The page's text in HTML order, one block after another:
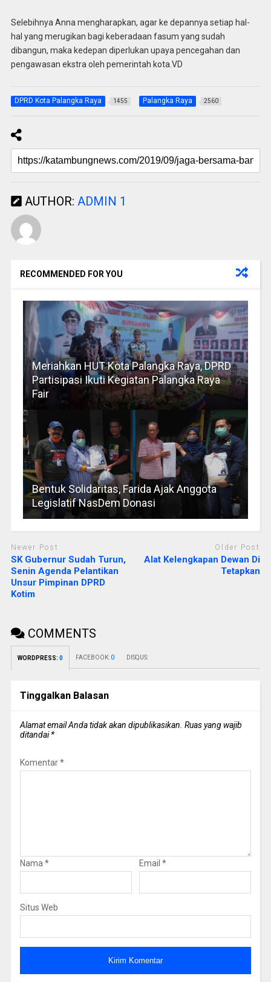
Selebihnya Anna mengharapkan, agar ke depannya setiap hal-
hal yang merugikan bagi keberadaan fasum yang sudah
dibangun, maka kedepan diperlukan upaya pencegahan dan
pengawasan ekstra oleh pemerintah kota.VD
DPRD Kota Palangka Raya 1455 Palangka Raya 2560
AUTHOR: ADMIN 1
RECOMMENDED FOR YOU
Meriahkan HUT Kota Palangka Raya, DPRD
Partisipasi Ikuti Kegiatan Palangka Raya
Fair
Bentuk Solidaritas, Farida Ajak Anggota
Legislatif NasDem Donasi
Newer Post
SK Gubernur Sudah Turun,
Senin Agenda Pelantikan
Unsur Pimpinan DPRD
Kotim
Older Post
Alat Kelengkapan Dewan Di
Tetapkan
COMMENTS
WORDPRESS: 0 FACEBOOK: 0 DISQUS:
Tinggalkan Balasan
Alamat email Anda tidak akan dipublikasikan. Ruas yang wajib
ditandai*
Komentar*
Nama* Email *
Situs Web